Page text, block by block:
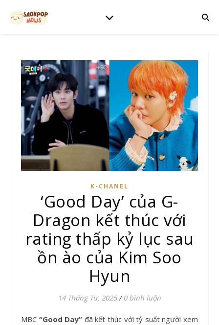
K-CHANEL
‘Good Day’ của G-
Dragon kết thúc với
rating thấp kỷ lục sau
ồn ào của Kim Soo
Hyun
14 Tháng Tư, 2025 / 0 bình luận
MBC “Good Day” đã kết thúc với tỷ suất người xem